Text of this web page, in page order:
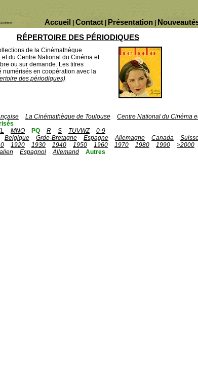
Présentation
Contact
Accueil
RÉPERTOIRE DES PÉRIODIQUES
de la Cinémathèque
du Centre National du Cinéma et
ou sur demande. Les titres
en coopération avec la
des périodiques)
La Cinémathèque de Toulouse
Centre National du Cinéma
MNO PQ R S TUVWZ
0-9
Belgique Grde-Bretagne Espagne Allemagne Canada
1920 1930 1940 1950 1960 1970 1980 1990
>2000
Espagnol Allemand
Autres